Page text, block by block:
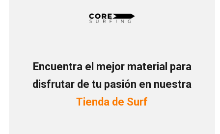
Encuentra el mejor material para
disfrutar de tu pasión en nuestra
Tienda de Surf